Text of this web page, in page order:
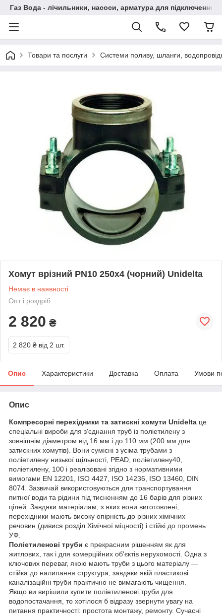
Газ Вода - лічильники, насоси, арматура для підключення,
Товари та послуги Системи поливу, шланги,
Хомут врізний PN10 250х4 (чорний) Unidelta
Немає в наявності
Опт і роздріб
2 820 ₴
2 820 ₴ від 2 шт.
Опис Характеристики Доставка Оплата Умови
Опис
Компресорні перехідники та затискні хомути Unidelta це
спеціальні вироби для з'єднання труб із поліетилену з
зовнішнім діаметром від 16 мм і до 110 мм (200 мм для
затискних хомутів). Вони сумісні з усіма трубами з
поліетилену низької щільності, PEAD, поліетилену40,
поліетилену, 100 і реалізовані згідно з нормативними
вимогами EN 12201, ISO 4427, ISO 14236, ISO 13460, DIN
8074. Зазвичай використовуються для транспортування
питної води та рідини під тисненням до 16 барів для різних
цілей. Завдяки матеріалам, з яких вони виготовлені,
перехідники мають високу опірність до різних хімічних
речовин (дивися розділ Хімічної міцності) і стійкі до промень
УФ.
Поліетиленові труби є прекрасним рішенням як для
житлових, так і для комерційних об'єктів нерухомості. Одна з
ключових переваг, якою мають труби з цього матеріалу —
стійка до налипання структура, завдяки якій пластикові
каналізаційні труби практично не вимагають чищення.
Якщо ви вирішили купити поліетиленові труби для
водопостачання, то хотілося б відразу звернути увагу на
питання практичності: простота монтажу, ремонту. Сучасні